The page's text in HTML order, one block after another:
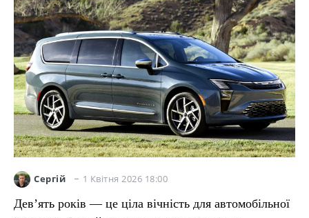
Сергій 1 Квітня 2026 18:00
Дев’ять років — це ціла вічність для автомобільної